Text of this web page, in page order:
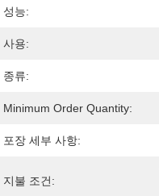
성능:
사용:
종류:
Minimum Order Quantity:
포장 세부 사항:
지불 조건: